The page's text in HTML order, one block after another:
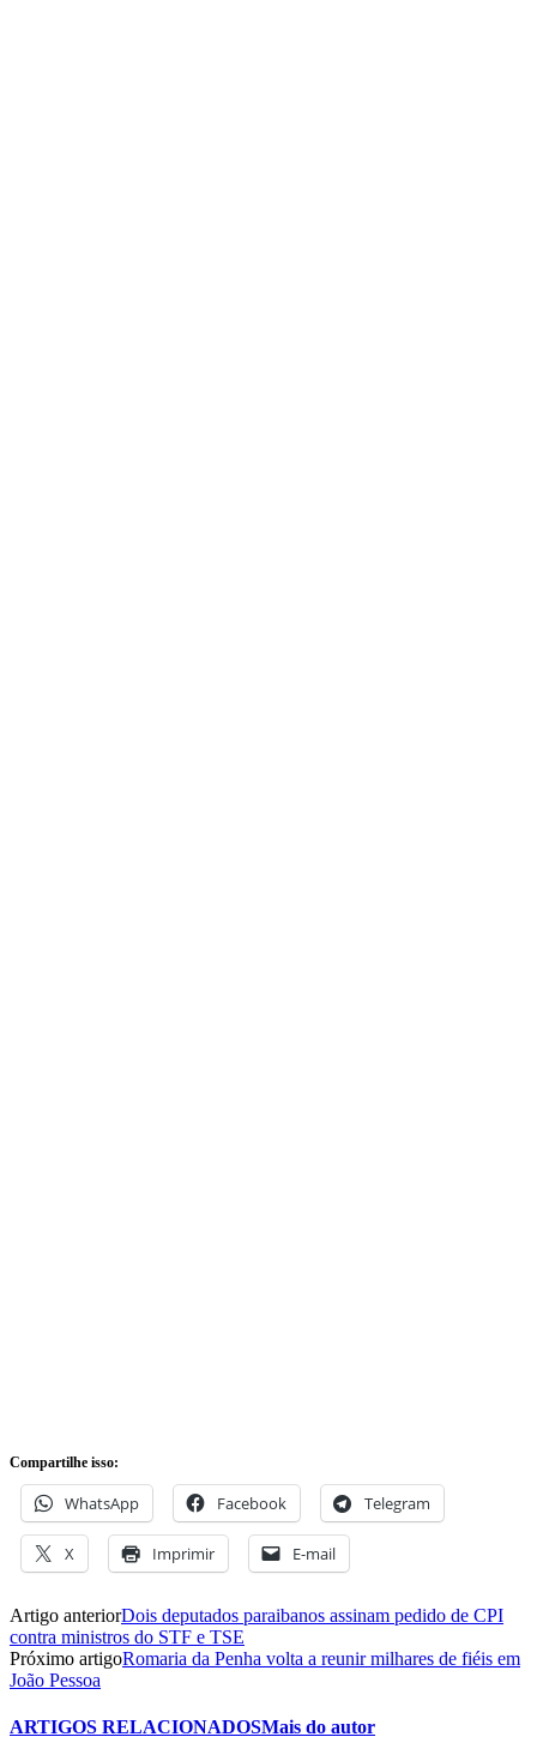
Compartilhe isso:
WhatsApp Facebook Telegram
X Imprimir E-mail
Artigo anteriorDois deputados paraibanos assinam pedido de CPI
contra ministros do STF e TSE
Próximo artigoRomaria da Penha volta a reunir milhares de fiéis em
João Pessoa
ARTIGOS RELACIONADOSMais do autor